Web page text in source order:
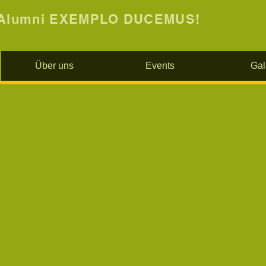
EXEMPLO DUCEMUS!
Über uns Events